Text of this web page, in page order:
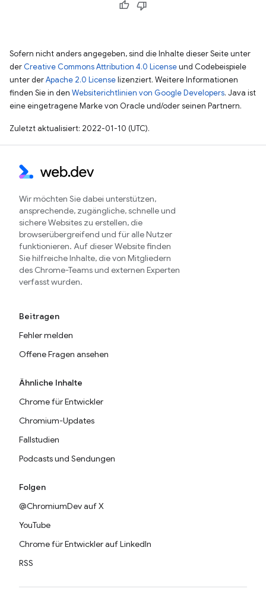
Sofern nicht anders angegeben, sind die Inhalte dieser Seite unter
der Creative Commons Attribution 4.0 Licenseund Codebeispiele
unter derApache 2.0 Licenselizenziert. Weitere Informationen
finden Sie in den Websiterichtlinien von Google Developers. Java ist
eine eingetragene Marke von Oracle und/oder seinen Partnern.
Zuletzt aktualisiert: 2022-01-10 (UTC).
Wir möchten Sie dabei unterstützen,
ansprechende, zugängliche, schnelle und
sichere Websites zu erstellen, die
browserübergreifend und für alle Nutzer
funktionieren. Auf dieser Website finden
Sie hilfreiche Inhalte, die von Mitgliedern
des Chrome-Teams und externen Experten
verfasst wurden.
Beitragen
Fehler melden
Offene Fragen ansehen
Ähnliche Inhalte
Chrome für Entwickler
Chromium-Updates
Fallstudien
Podcasts und Sendungen
Folgen
@ChromiumDev auf X
YouTube
Chrome für Entwickler auf LinkedIn
RSS